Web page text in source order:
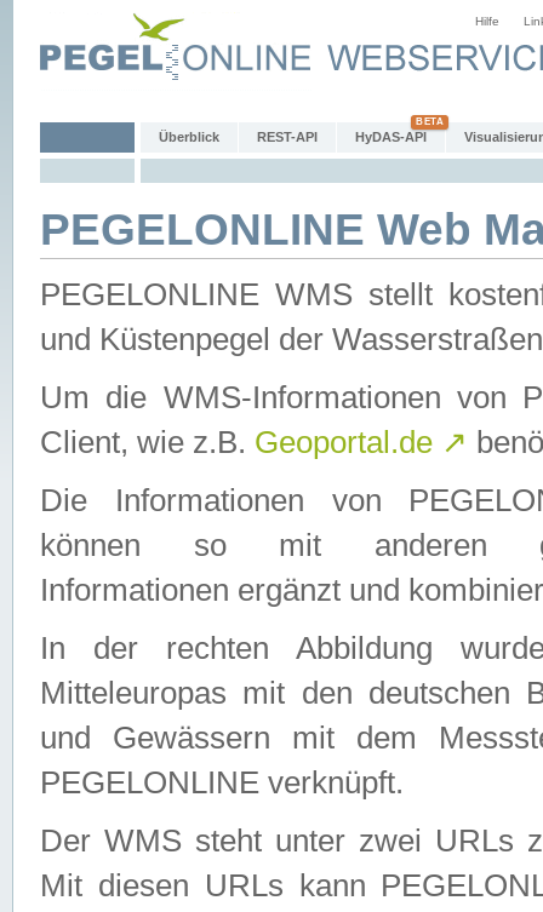
Hilfe
Überblick REST-API HyDAS-API
PEGELONLINE Web
PEGELONLINE WMS stellt
und Küstenpegel der
Um die WMS-Informationen von
Client, wie z.B. Geoportal.de ↗
Die Informationen von
können so mit anderen
Informationen ergänzt und
In der rechten Abbildung
Mitteleuropas mit den deutschen
und Gewässern mit dem
PEGELONLINE verknüpft.
Der WMS steht unter zwei URLs
Mit diesen URLs kann